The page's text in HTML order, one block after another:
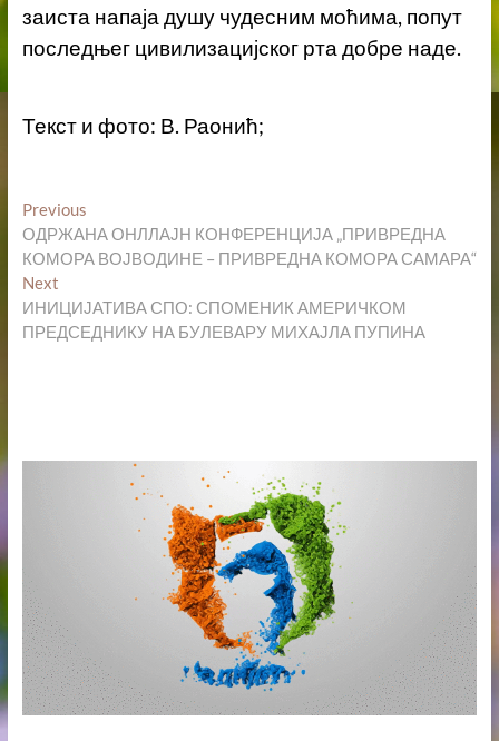
заиста напаја душу чудесним моћима, попут
последњег цивилизацијског рта добре наде.
Текст и фото: В. Раонић;
Кретање
чланка
PreviousPrevious
post:
ОДРЖАНА ОНЛЛАЈН КОНФЕРЕНЦИЈА „ПРИВРЕДНА
КОМОРА ВОЈВОДИНЕ – ПРИВРЕДНА КОМОРА САМАРА“
NextNext
post:
ИНИЦИЈАТИВА СПО: СПОМЕНИК АМЕРИЧКОМ
ПРЕДСЕДНИКУ НА БУЛЕВАРУ МИХАЈЛА ПУПИНА